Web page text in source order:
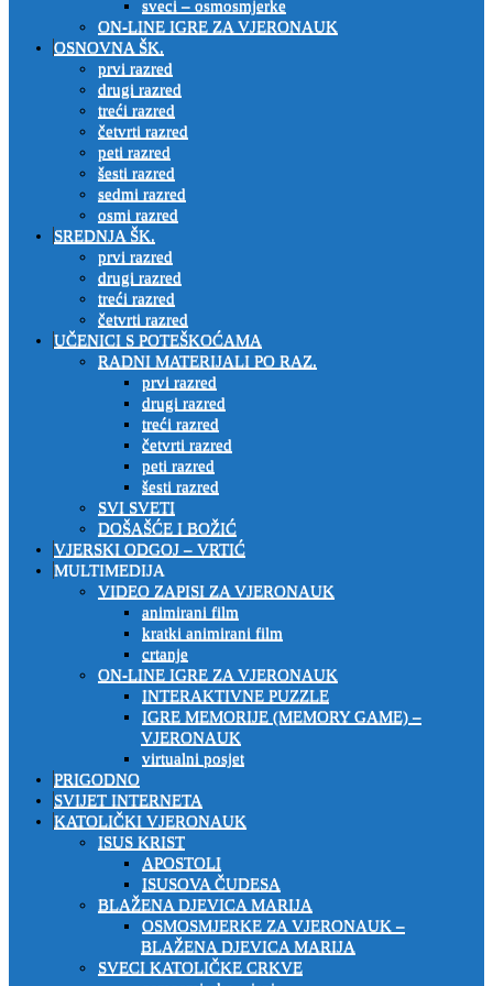
sveci – osmosmjerke
ON-LINE IGRE ZA VJERONAUK
OSNOVNA ŠK.
prvi razred
drugi razred
treći razred
četvrti razred
peti razred
šesti razred
sedmi razred
osmi razred
SREDNJA ŠK.
prvi razred
drugi razred
treći razred
četvrti razred
UČENICI S POTEŠKOĆAMA
RADNI MATERIJALI PO RAZ.
prvi razred
drugi razred
treći razred
četvrti razred
peti razred
šesti razred
SVI SVETI
DOŠAŠĆE I BOŽIĆ
VJERSKI ODGOJ – VRTIĆ
MULTIMEDIJA
VIDEO ZAPISI ZA VJERONAUK
animirani film
kratki animirani film
crtanje
ON-LINE IGRE ZA VJERONAUK
INTERAKTIVNE PUZZLE
IGRE MEMORIJE (MEMORY GAME) –
VJERONAUK
virtualni posjet
PRIGODNO
SVIJET INTERNETA
KATOLIČKI VJERONAUK
ISUS KRIST
APOSTOLI
ISUSOVA ČUDESA
BLAŽENA DJEVICA MARIJA
OSMOSMJERKE ZA VJERONAUK –
BLAŽENA DJEVICA MARIJA
SVECI KATOLIČKE CRKVE